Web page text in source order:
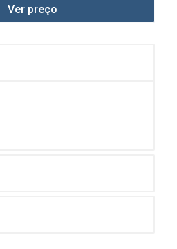
Ver preço